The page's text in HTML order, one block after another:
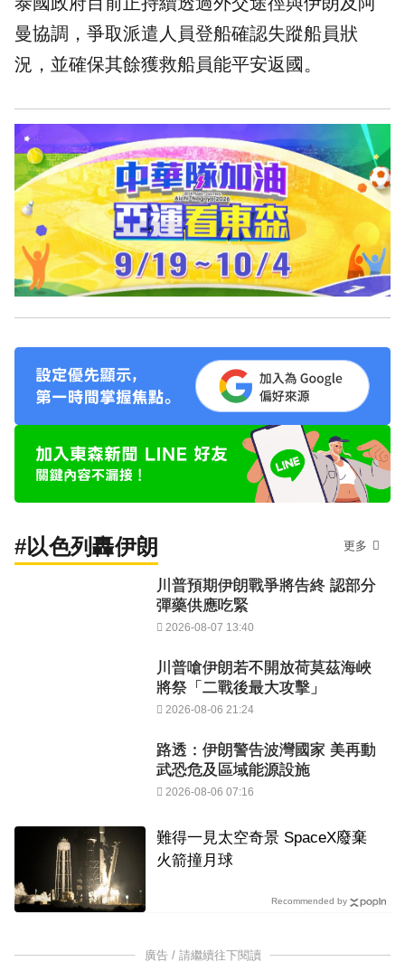
曼協調，爭取派遣人員登船確認失蹤船員狀
況，並確保其餘獲救船員能平安返國。
#以色列轟伊朗 更多
川普預期伊朗戰爭將告終 認部分
彈藥供應吃緊
2026-08-07 13:40
川普嗆伊朗若不開放荷莫茲海峽
將祭「二戰後最大攻擊」
2026-08-06 21:24
路透：伊朗警告波灣國家 美再動
武恐危及區域能源設施
2026-08-06 07:16
難得一見太空奇景 SpaceX廢棄
火箭撞月球
Recommended by
廣告 / 請繼續往下閱讀